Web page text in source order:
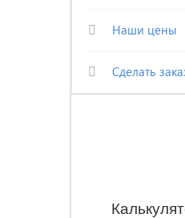
Наши цены
Сделать